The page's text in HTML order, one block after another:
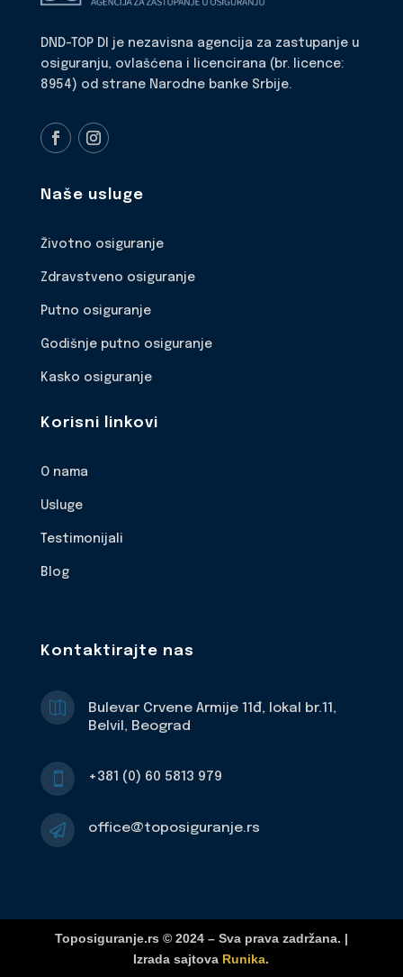
DND-TOP DI je nezavisna agencija za zastupanje u
osiguranju, ovlašćena i licencirana (br. licence:
8954) od strane Narodne banke Srbije.
Naše usluge
Životno osiguranje
Zdravstveno osiguranje
Putno osiguranje
Godišnje putno osiguranje
Kasko osiguranje
Korisni linkovi
O nama
Usluge
Testimonijali
Blog
Kontaktirajte nas

Bulevar Crvene Armije 11đ, lokal br.11,
Belvil, Beograd
 +381 (0) 60 5813 979
 office@toposiguranje.rs
Toposiguranje.rs © 2024 – Sva prava zadržana. |
Izrada sajtova Runika.